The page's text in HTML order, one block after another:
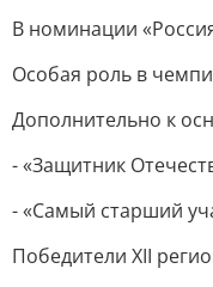
В номинации
Особая роль в
Дополнительно к
- «Защитник
- «Самый старший
Победители XII